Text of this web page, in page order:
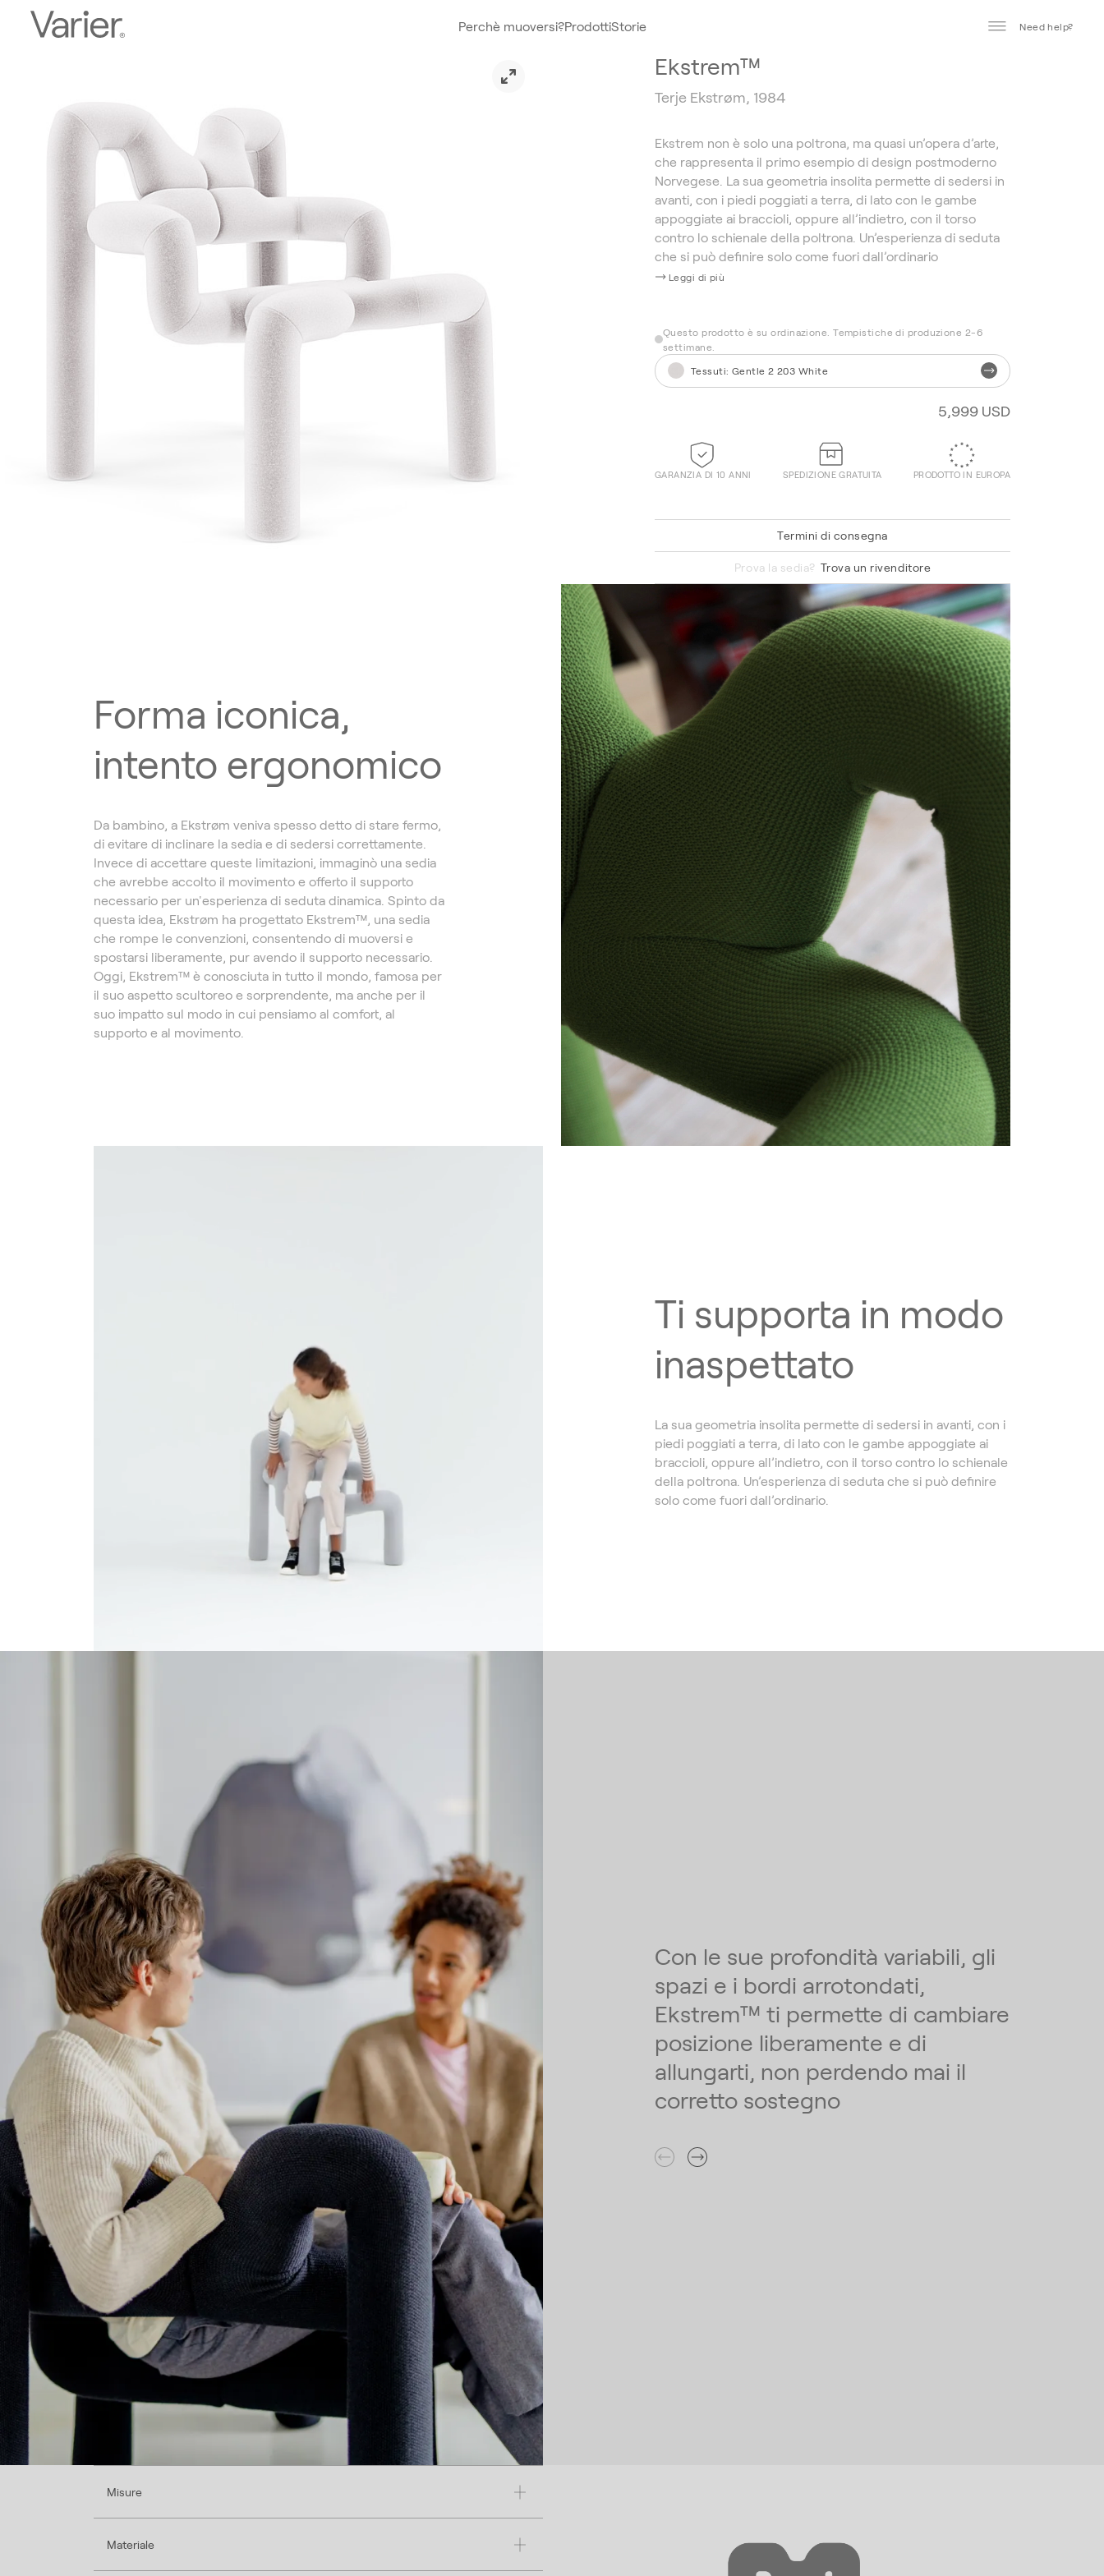
Perchè muoversi?ProdottiStorie Need help?
Ekstrem™
Terje Ekstrøm, 1984
Ekstrem non è solo una poltrona, ma quasi un’opera d’arte,
che rappresenta il primo esempio di design postmoderno
Norvegese. La sua geometria insolita permette di sedersi in
avanti, con i piedi poggiati a terra, di lato con le gambe
appoggiate ai braccioli, oppure all’indietro, con il torso
contro lo schienale della poltrona. Un’esperienza di seduta
che si può definire solo come fuori dall’ordinario
Leggi di più
Questo prodotto è su ordinazione. Tempistiche di produzione 2-6
settimane.
Tessuti: Gentle 2 203 White
5,999 USD
GARANZIA DI 10 ANNI SPEDIZIONE GRATUITA PRODOTTO IN EUROPA
Termini di consegna
Prova la sedia? Trova un rivenditore
Knit 068 Sand
Forma iconica,
intento ergonomico
Da bambino, a Ekstrøm veniva spesso detto di stare fermo,
di evitare di inclinare la sedia e di sedersi correttamente.
Invece di accettare queste limitazioni, immaginò una sedia
che avrebbe accolto il movimento e offerto il supporto
necessario per un'esperienza di seduta dinamica. Spinto da
questa idea, Ekstrøm ha progettato Ekstrem™, una sedia
che rompe le convenzioni, consentendo di muoversi e
spostarsi liberamente, pur avendo il supporto necessario.
Oggi, Ekstrem™ è conosciuta in tutto il mondo, famosa per
il suo aspetto scultoreo e sorprendente, ma anche per il
suo impatto sul modo in cui pensiamo al comfort, al
supporto e al movimento.
Ti supporta in modo
inaspettato
La sua geometria insolita permette di sedersi in avanti, con i
piedi poggiati a terra, di lato con le gambe appoggiate ai
braccioli, oppure all’indietro, con il torso contro lo schienale
della poltrona. Un’esperienza di seduta che si può definire
solo come fuori dall’ordinario.
Con le sue profondità variabili, gli
spazi e i bordi arrotondati,
Ekstrem™ ti permette di cambiare
posizione liberamente e di
allungarti, non perdendo mai il
corretto sostegno
Misure
Materiale